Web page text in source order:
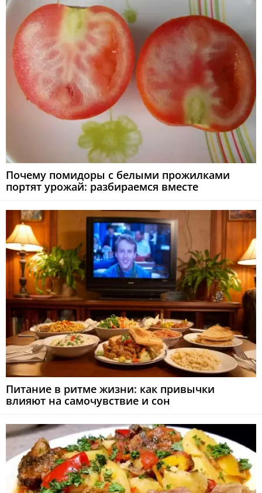
Почему помидоры с белыми прожилками
портят урожай: разбираемся вместе
Питание в ритме жизни: как привычки
влияют на самочувствие и сон